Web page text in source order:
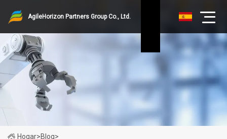
AgileHorizon Partners Group Co., Ltd.
Hogar>Blog>